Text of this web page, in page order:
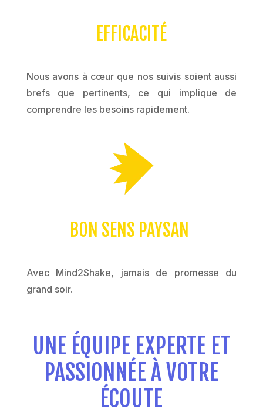
EFFICACITÉ
Nous avons à cœur que nos suivis soient aussi
brefs que pertinents, ce qui implique de
comprendre les besoins rapidement.
BON SENS PAYSAN
Avec Mind2Shake, jamais de promesse du
grand soir.
UNE ÉQUIPE EXPERTE ET
PASSIONNÉE À VOTRE
ÉCOUTE